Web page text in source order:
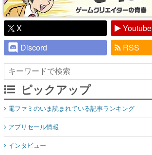
X
Youtube
Discord
RSS
ピックアップ
電ファミのいま読まれている記事ランキング
アプリセール情報
インタビュー